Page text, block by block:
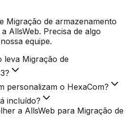
Migração de armazenamento
AllsWeb. Precisa de algo
equipe.
leva Migração de
personalizam o HexaCom?
incluído?
a AllsWeb para Migração de